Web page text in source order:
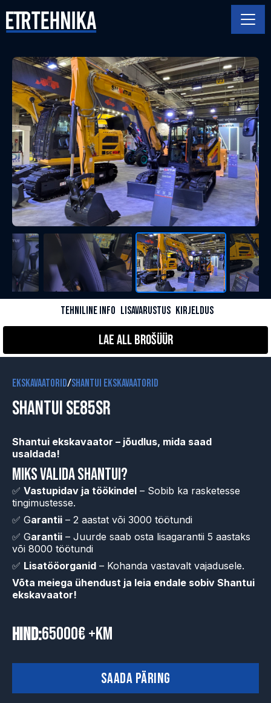
TEHNILINE INFO LISAVARUSTUS KIRJELDUS
Lae all Brošüür
Ekskavaatorid/SHANTUI EKSKAVAATORID
SHANTUI SE85SR
Shantui ekskavaator – jõudlus, mida saad
usaldada!
Miks valida Shantui?
✅ Vastupidav ja töökindel – Sobib ka rasketesse
tingimustesse.
✅ Garantii – 2 aastat või 3000 töötundi
✅ Garantii – Juurde saab osta lisagarantii 5 aastaks
või 8000 töötundi
✅ Lisatööorganid – Kohanda vastavalt vajadusele.
Võta meiega ühendust ja leia endale sobiv Shantui
ekskavaator!
Hind:65000€ +km
Saada päring